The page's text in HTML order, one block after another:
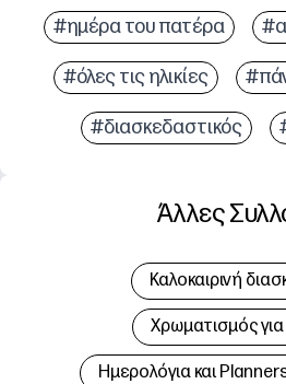
#ημέρα του πατέρα
#όλες τις ηλικίες
#διασκεδαστικός
Άλλες
Καλοκαιρινή
Χρωματισμός για
Hμερολόγια και